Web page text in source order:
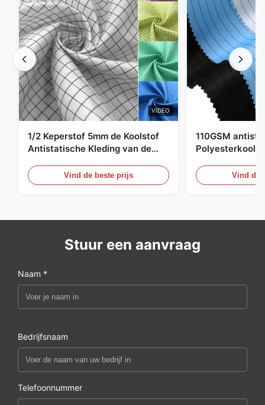
VIDEO
1/2 Keperstof 5mm de Koolstof
Antistatische Kleding van de
Vind de beste prijs
110GSM
Vind de
Stuur een aanvraag
Naam *
Bedrijfsnaam
Telefoonnummer